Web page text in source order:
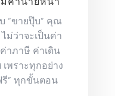
“ขายปุ๊บ” คุณ
ม่ว่าจะเป็นค่า
าภาษี ค่าเดิน
พราะทุกอย่าง
รี” ทุกขั้นตอน